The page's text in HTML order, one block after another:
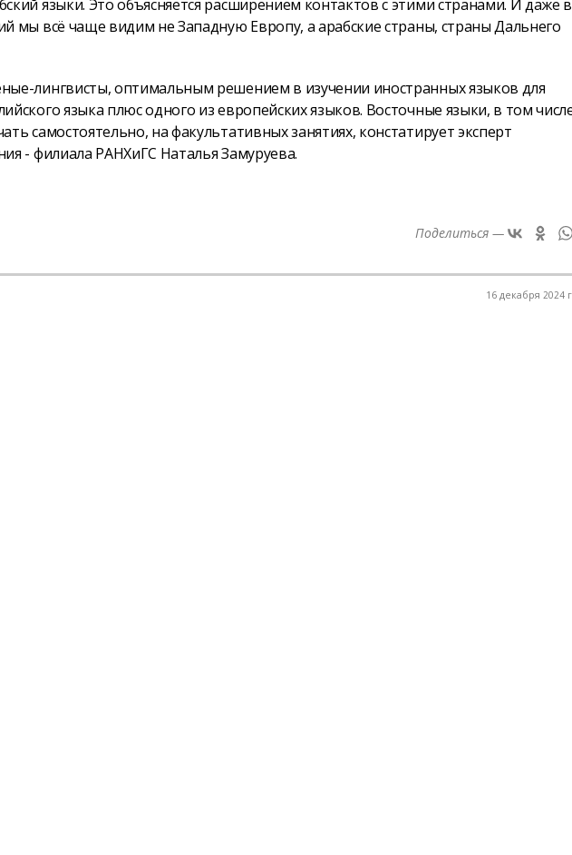
языки. Это объясняется расширением контактов с этими странами. И даже в
мы всё чаще видим не Западную Европу, а арабские страны, страны Дальнего
лингвисты, оптимальным решением в изучении иностранных языков для
языка плюс одного из европейских языков. Восточные языки, в том
самостоятельно, на факультативных занятиях, констатирует эксперт
- филиала РАНХиГС Наталья Замуруева.
Поделиться —
16 декабря 2024